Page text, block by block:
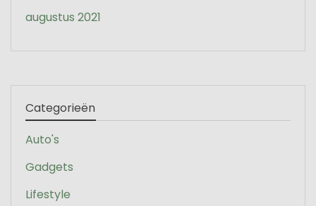
augustus 2021
Categorieën
Auto's
Gadgets
Lifestyle